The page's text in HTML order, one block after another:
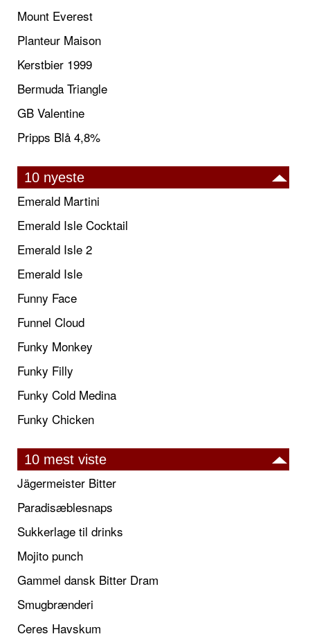
Mount Everest
Planteur Maison
Kerstbier 1999
Bermuda Triangle
GB Valentine
Pripps Blå 4,8%
10 nyeste
Emerald Martini
Emerald Isle Cocktail
Emerald Isle 2
Emerald Isle
Funny Face
Funnel Cloud
Funky Monkey
Funky Filly
Funky Cold Medina
Funky Chicken
10 mest viste
Jägermeister Bitter
Paradisæblesnaps
Sukkerlage til drinks
Mojito punch
Gammel dansk Bitter Dram
Smugbrænderi
Ceres Havskum